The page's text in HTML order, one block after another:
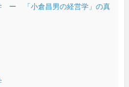
ー 「小倉昌男の経営学」の真